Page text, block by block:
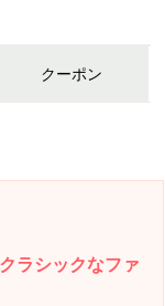
クーポン
ラシックなファ